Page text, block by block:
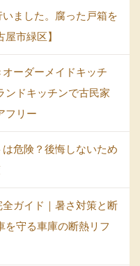
ました。腐った戸箱を
市緑区】
ーダーメイドキッチ
ンドキッチンで古民家
フリー
危険？後悔しないため
ガイド｜暑さ対策と断
を守る車庫の断熱リフ